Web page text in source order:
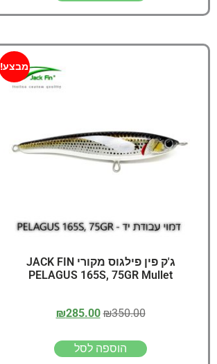
מבצע!
ג'ק פין פילגוס מקורי JACK FIN
PELAGUS 165S, 75GR Mullet
₪350.00
₪285.00
הוספה לסל